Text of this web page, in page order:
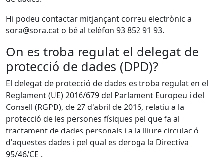
Hi podeu contactar mitjançant correu electrònic a
sora@sora.cat o bé al telèfon 93 852 91 93.
On es troba regulat el delegat de
protecció de dades (DPD)?
El delegat de protecció de dades es troba regulat en el
Reglament (UE) 2016/679 del Parlament Europeu i del
Consell (RGPD), de 27 d'abril de 2016, relatiu a la
protecció de les persones físiques pel que fa al
tractament de dades personals i a la lliure circulació
d'aquestes dades i pel qual es deroga la Directiva
95/46/CE .